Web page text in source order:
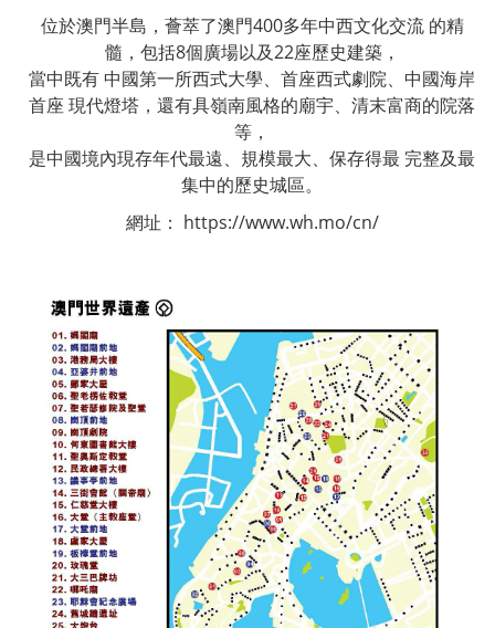
位於澳門半島，薈萃了澳門400多年中西文化交流 的精
髓，包括8個廣場以及22座歷史建築，
當中既有 中國第一所西式大學、首座西式劇院、中國海岸
首座 現代燈塔，還有具嶺南風格的廟宇、清末富商的院落
等，
是中國境內現存年代最遠、規模最大、保存得最 完整及最
集中的歷史城區。
網址： https://www.wh.mo/cn/